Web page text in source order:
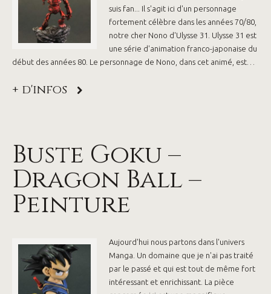
suis fan... Il s'agit ici d'un personnage
fortement célèbre dans les années 70/80,
notre cher Nono d'Ulysse 31. Ulysse 31 est
une série d'animation franco-japonaise du
début des années 80. Le personnage de Nono, dans cet animé, est…
+ d'infos
Buste Goku –
Dragon Ball –
Peinture
Aujourd'hui nous partons dans l'univers
Manga. Un domaine que je n'ai pas traité
par le passé et qui est tout de même fort
intéressant et enrichissant. La pièce